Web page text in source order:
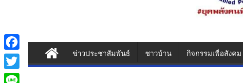
ข่าวประชาสัมพันธ์ ชาวบ้าน กิจกรรมเพื่อสังคม
F
a
T